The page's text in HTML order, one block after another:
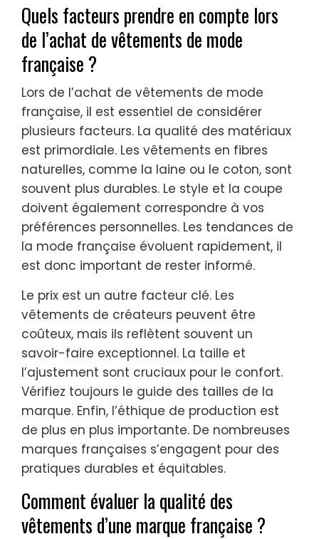
Quels facteurs prendre en compte lors
de l’achat de vêtements de mode
française ?
Lors de l’achat de vêtements de mode
française, il est essentiel de considérer
plusieurs facteurs. La qualité des matériaux
est primordiale. Les vêtements en fibres
naturelles, comme la laine ou le coton, sont
souvent plus durables. Le style et la coupe
doivent également correspondre à vos
préférences personnelles. Les tendances de
la mode française évoluent rapidement, il
est donc important de rester informé.
Le prix est un autre facteur clé. Les
vêtements de créateurs peuvent être
coûteux, mais ils reflètent souvent un
savoir-faire exceptionnel. La taille et
l’ajustement sont cruciaux pour le confort.
Vérifiez toujours le guide des tailles de la
marque. Enfin, l’éthique de production est
de plus en plus importante. De nombreuses
marques françaises s’engagent pour des
pratiques durables et équitables.
Comment évaluer la qualité des
vêtements d’une marque française ?